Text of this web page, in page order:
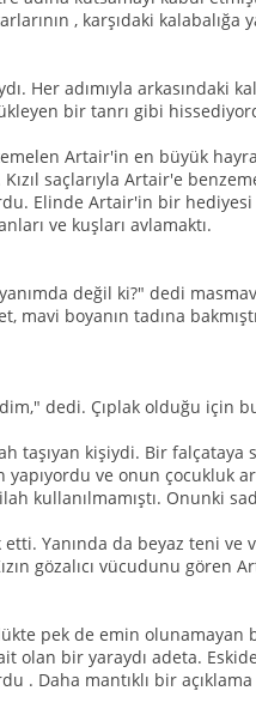
, karşıdaki kalabalığa
Her adımıyla arkasındaki
bir tanrı gibi
Artair'in en büyük
saçlarıyla Artair'e
Elinde Artair'in bir hediyesi
ve kuşları avlamaktı.
değil ki?" dedi
mavi boyanın tadına
dedi. Çıplak olduğu için
taşıyan kişiydi. Bir
ve onun çocukluk
kullanılmamıştı. Onunki
Yanında da beyaz teni ve
gözalıcı vücudunu gören
pek de emin
olan bir yaraydı adeta.
. Daha mantıklı bir